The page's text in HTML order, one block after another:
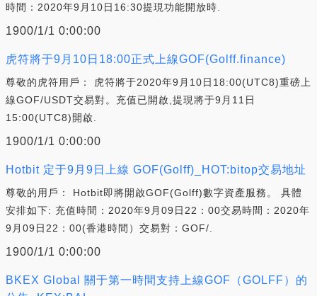
時間：2020年9月10日16:30提現功能開放時.
1900/1/1 0:00:00
虎符將于9月10日18:00正式上線GOF(Golff.finance)
尊敬的虎符用戶： 虎符將于2020年9月10日18:00(UTC8)重磅上
線GOF/USDT交易對。充值已開啟,提現將于9月11日
15:00(UTC8)開啟.
1900/1/1 0:00:00
Hotbit 定于9月9日上線 GOF(Golff)_HOT:bitop交易地址
尊敬的用戶： Hotbit即將開啟GOF(Golff)數字資產服務。 具體
安排如下: 充值時間：2020年9月09日22：00交易時間：2020年
9月09日22：00(香港時間）交易對：GOF/.
1900/1/1 0:00:00
BKEX Global 關于第一時間支持上線GOF（GOLFF）的